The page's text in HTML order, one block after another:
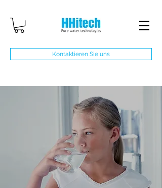
Kontaktieren Sie uns